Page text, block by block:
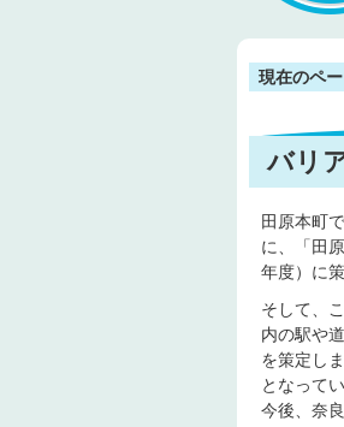
現在のペ
バリ
田原本町
に、「田
年度）に
そして、
内の駅や
を策定し
となって
今後、奈